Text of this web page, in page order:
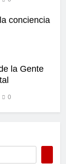
conciencia
la Gente
0